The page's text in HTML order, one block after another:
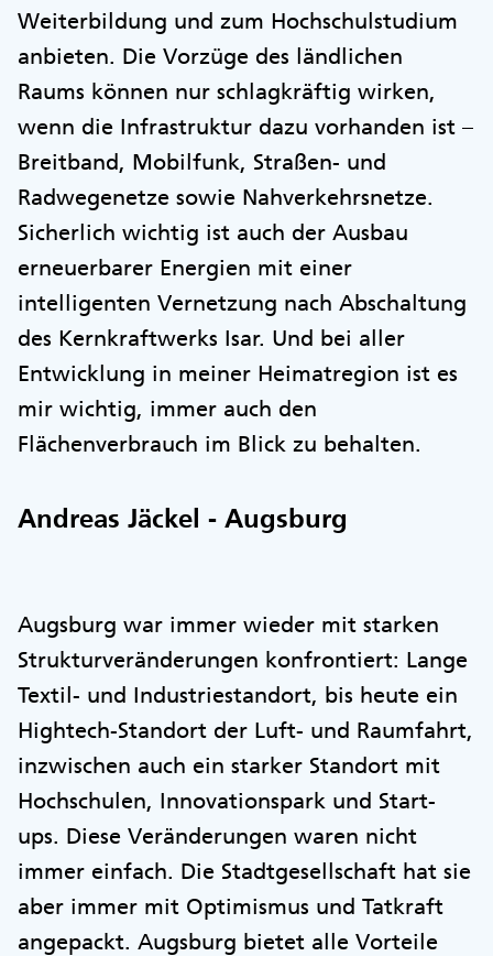
Weiterbildung und zum Hochschulstudium
anbieten. Die Vorzüge des ländlichen
Raums können nur schlagkräftig wirken,
wenn die Infrastruktur dazu vorhanden ist –
Breitband, Mobilfunk, Straßen- und
Radwegenetze sowie Nahverkehrsnetze.
Sicherlich wichtig ist auch der Ausbau
erneuerbarer Energien mit einer
intelligenten Vernetzung nach Abschaltung
des Kernkraftwerks Isar. Und bei aller
Entwicklung in meiner Heimatregion ist es
mir wichtig, immer auch den
Flächenverbrauch im Blick zu behalten.
Andreas Jäckel - Augsburg
Augsburg war immer wieder mit starken
Strukturveränderungen konfrontiert: Lange
Textil- und Industriestandort, bis heute ein
Hightech-Standort der Luft- und Raumfahrt,
inzwischen auch ein starker Standort mit
Hochschulen, Innovationspark und Start-
ups. Diese Veränderungen waren nicht
immer einfach. Die Stadtgesellschaft hat sie
aber immer mit Optimismus und Tatkraft
angepackt. Augsburg bietet alle Vorteile